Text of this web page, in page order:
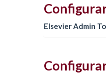
Elsevier Admin